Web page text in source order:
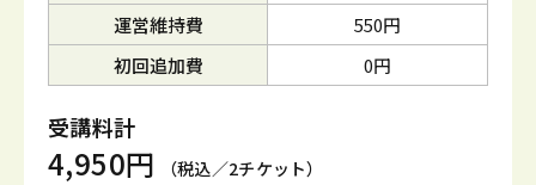
運営維持費
550円
初回追加費
0円
受講料計
4,950円
（税込／2チケット）